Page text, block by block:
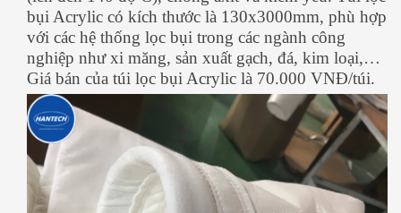
bụi Acrylic có kích thước là 130x3000mm, phù hợp
với các hệ thống lọc bụi trong các ngành công
nghiệp như xi măng, sản xuất gạch, đá, kim loại,…
Giá bán của túi lọc bụi Acrylic là 70.000 VNĐ/túi.